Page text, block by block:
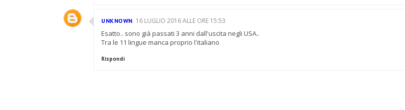
UNKNOWN 16 LUGLIO 2016 ALLE ORE 15:53
Esatto.. sono già passati 3 anni dall'uscita negli USA..
Tra le 11 lingue manca proprio l'italiano
Rispondi